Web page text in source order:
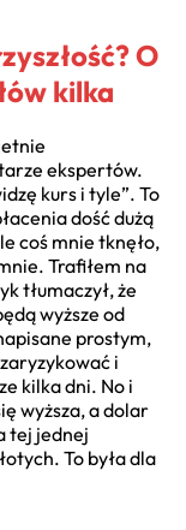
O
kilka
ekspertów.
kurs i tyle”. To
dość dużą
coś mnie tknęło,
Trafiłem na
tłumaczył, że
wyższe od
prostym,
i
kilka dni. No i
wyższa, a dolar
tej jednej
To była dla